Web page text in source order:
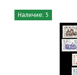
Наличие: 5